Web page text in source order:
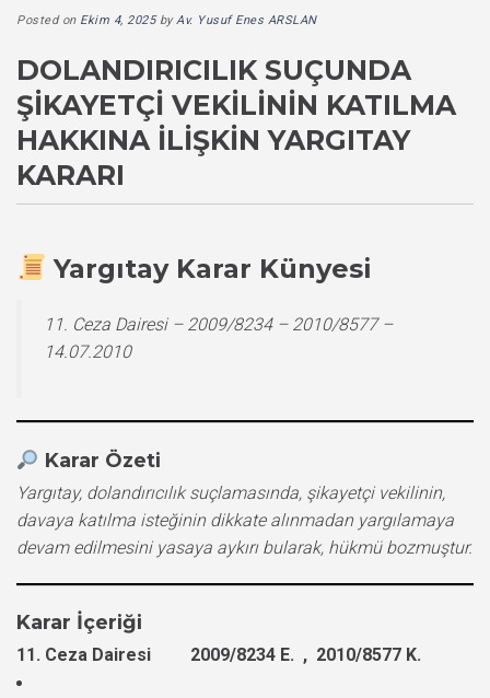
Posted on Ekim 4, 2025byAv. Yusuf Enes ARSLAN
DOLANDIRICILIK SUÇUNDA
ŞIKAYETÇI VEKILININ KATILMA
HAKKINA İLIŞKIN YARGITAY
KARARI
Yargıtay Karar Künyesi
11. Ceza Dairesi – 2009/8234 – 2010/8577 –
14.07.2010
Karar Özeti
Yargıtay, dolandırıcılık suçlamasında, şikayetçi vekilinin,
davaya katılma isteğinin dikkate alınmadan yargılamaya
devam edilmesini yasaya aykırı bularak, hükmü bozmuştur.
Karar İçeriği
11. Ceza Dairesi 2009/8234 E. , 2010/8577 K.